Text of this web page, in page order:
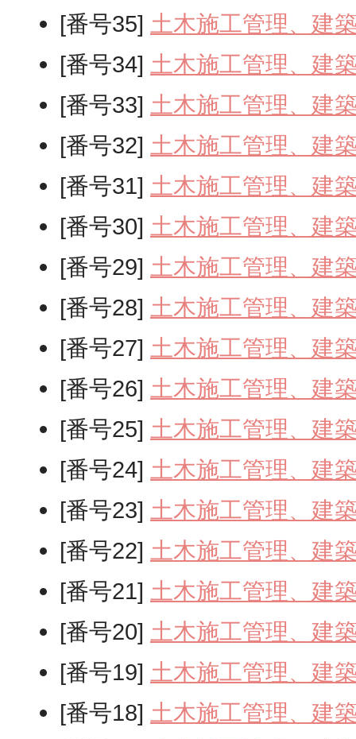
[番号35] 土木施工管理、建
[番号34] 土木施工管理、建
[番号33] 土木施工管理、建
[番号32] 土木施工管理、建
[番号31] 土木施工管理、建
[番号30] 土木施工管理、建
[番号29] 土木施工管理、建
[番号28] 土木施工管理、建
[番号27] 土木施工管理、建
[番号26] 土木施工管理、建
[番号25] 土木施工管理、建
[番号24] 土木施工管理、建
[番号23] 土木施工管理、建
[番号22] 土木施工管理、建
[番号21] 土木施工管理、建
[番号20] 土木施工管理、建
[番号19] 土木施工管理、建
[番号18] 土木施工管理、建